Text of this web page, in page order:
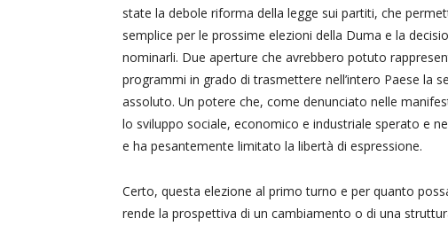
state la debole riforma della legge sui partiti, che
semplice per le prossime elezioni della Duma e la
nominarli. Due aperture che avrebbero potuto
programmi in grado di trasmettere nell’intero Paese la
assoluto. Un potere che, come denunciato nelle
lo sviluppo sociale, economico e industriale sperato e
e ha pesantemente limitato la libertà di espressione.
Certo, questa elezione al primo turno e per quanto
rende la prospettiva di un cambiamento o di una